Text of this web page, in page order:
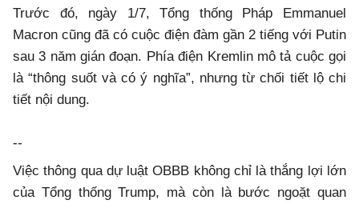
Trước đó, ngày 1/7, Tổng thống Pháp Emmanuel
Macron cũng đã có cuộc điện đàm gần 2 tiếng với Putin
sau 3 năm gián đoạn. Phía điện Kremlin mô tả cuộc gọi
là “thông suốt và có ý nghĩa”, nhưng từ chối tiết lộ chi
tiết nội dung.
--
Việc thông qua dự luật OBBB không chỉ là thắng lợi lớn
của Tổng thống Trump, mà còn là bước ngoặt quan